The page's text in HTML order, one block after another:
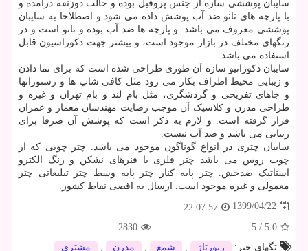
سایبان پوششی سازه از جنس پروفیل بوده و حالت ذوزنقه درآمده و
با پارچه های نانو ضد آب پوشش داده می شود و اصطلاحا به سایبان
پوششی معروف می باشد. و پارچه ها ضد آب بوده و نانو است و در
رنگهای مختلف در بازار موجود است، و بیشتر جهت دکوراسیون قابل
استفاده می باشد.
سایبان دکوراتیو سازه آن طوری طراحی شده است که برای نما دادن
و زیبایی محیط اطراف بکار می رود مثل کافی شاپ ها و رستورانها
و جاهای تفریحی و گردشگری، مثل بام لند و بام تهران و غیره و
طراحی مدرن و کلاسیک آن موجب رضایت مهندسان معمار و عمران
قرار گرفته است. و لازم به ذکر است که پوشش آن صرفا برای
زیبایی می باشد و ضد آب نیست.
سایبان چتری در انواع گوناگون موجود می باشد. چتر چوبی که از
چوب روس می باشد چتر فلزی با فنرهای نشکن و رنگ الکترو
استاتیک ضدخش. چتر پایه کنار چتر پایه وسط چتر تبلیغاتی چتر
معمولی و غیره موجود است. ارسال به اقصی نقاط کشور.
1399/04/22
22:07:57
5.0
/
5
2830
تگهای خبر:
رپورتاژ شمع مدرن مشتری